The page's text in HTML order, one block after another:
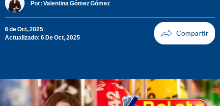
Por: Valentina Gómez Gómez
6 de Oct, 2025
Actualizado: 6 De Oct, 2025